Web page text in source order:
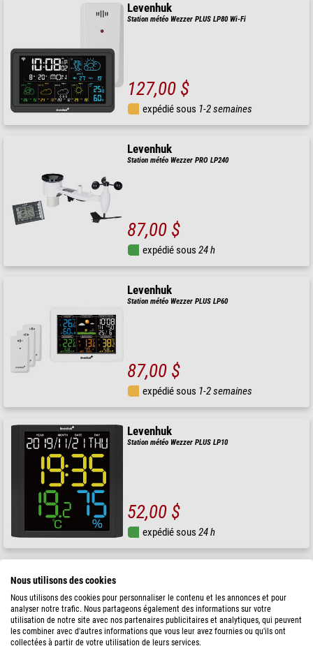
Levenhuk
Station météo Wezzer PLUS LP80 Wi-Fi
127,00 $
expédié sous 1-2 semaines
Levenhuk
Station météo Wezzer PRO LP240
87,00 $
expédié sous24 h
Levenhuk
Station météo Wezzer PLUS LP60
87,00 $
expédié sous 1-2 semaines
Levenhuk
Station météo Wezzer PLUS LP10
52,00 $
expédié sous24 h
Nous utilisons des cookies
Nous utilisons des cookies pour personnaliser le contenu et les annonces et pour
analyser notre trafic. Nous partageons également des informations sur votre
utilisation de notre site avec nos partenaires publicitaires et analytiques, qui peuvent
les combiner avec d'autres informations que vous leur avez fournies ou qu'ils ont
collectées à partir de votre utilisation de leurs services.